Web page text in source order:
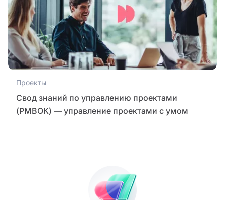
Проекты
Свод знаний по управлению проектами
(PMBOK) — управление проектами с умом